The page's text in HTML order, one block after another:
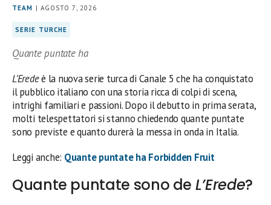
TEAM | AGOSTO 7, 2026
SERIE TURCHE
Quante puntate ha
L’Eredeè la nuova serie turca di Canale 5 che ha conquistato
il pubblico italiano con una storia ricca di colpi di scena,
intrighi familiari e passioni. Dopo il debutto in prima serata,
molti telespettatori si stanno chiedendo quante puntate
sono previste e quanto durerà la messa in onda in Italia.
Leggi anche: Quante puntate ha Forbidden Fruit
Quante puntate sono de L’Erede?